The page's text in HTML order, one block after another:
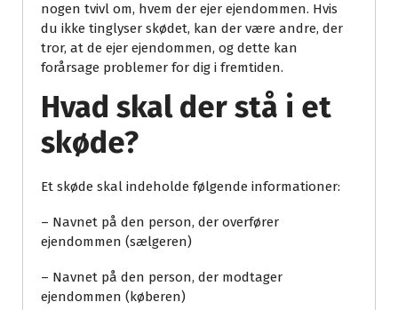
nogen tvivl om, hvem der ejer ejendommen. Hvis
du ikke tinglyser skødet, kan der være andre, der
tror, ​​at de ejer ejendommen, og dette kan
forårsage problemer for dig i fremtiden.
Hvad skal der stå i et
skøde?
Et skøde skal indeholde følgende informationer:
– Navnet på den person, der overfører
ejendommen (sælgeren)
– Navnet på den person, der modtager
ejendommen (køberen)